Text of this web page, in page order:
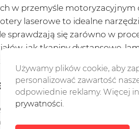
w przemyśle motoryzacyjnym
laserowe to idealne
sprawdzają się zarówno w
jak tkaniny dystansowe,
odzież techniczna itp.
laserów w rozkroju
tekstyliów, tkanin oraz
takie jak np. polary, jedwab
Używamy plików cookie, aby
personalizować zawartość
odpowiednie reklamy. Więcej
prywatności.